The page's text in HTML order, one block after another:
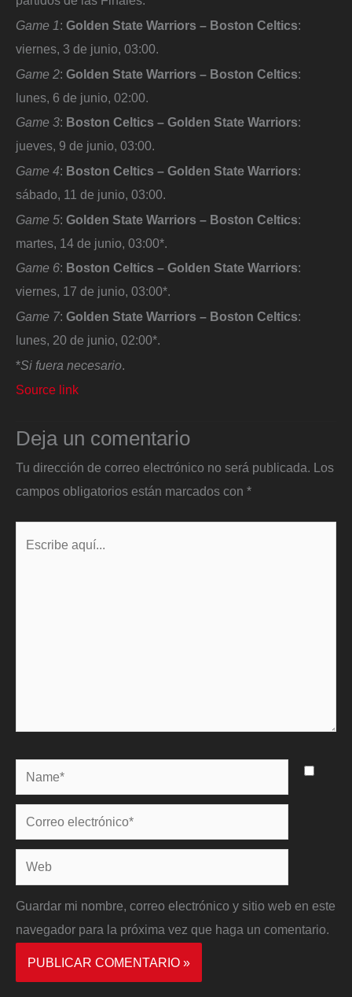
Game 1: Golden State Warriors – Boston Celtics:
viernes, 3 de junio, 03:00.
Game 2: Golden State Warriors – Boston Celtics:
lunes, 6 de junio, 02:00.
Game 3: Boston Celtics – Golden State Warriors:
jueves, 9 de junio, 03:00.
Game 4: Boston Celtics – Golden State Warriors:
sábado, 11 de junio, 03:00.
Game 5: Golden State Warriors – Boston Celtics:
martes, 14 de junio, 03:00*.
Game 6: Boston Celtics – Golden State Warriors:
viernes, 17 de junio, 03:00*.
Game 7: Golden State Warriors – Boston Celtics:
lunes, 20 de junio, 02:00*.
*Si fuera necesario
Source link
Deja un comentario
Tu dirección de correo electrónico no será publicada. Los
campos obligatorios están marcados con *
Name*
Correo
electrónico*
Web
Guardar mi nombre, correo electrónico y sitio web en este
navegador para la próxima vez que haga un comentario.